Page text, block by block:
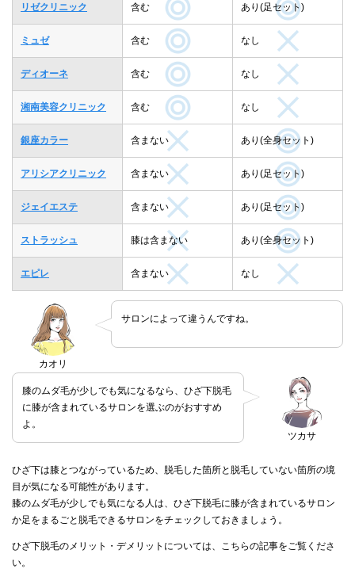
リゼクリニック 含む あり(足セット)
ミュゼ 含む なし
ディオーネ 含む なし
湘南美容クリニック 含む なし
銀座カラー 含まない あり(全身セット)
アリシアクリニック 含まない あり(足セット)
ジェイエステ 含まない あり(足セット)
ストラッシュ 膝は含まない あり(全身セット)
エピレ 含まない なし
カオリ
サロンによって違うんですね。
ツカサ
膝のムダ毛が少しでも気になるなら、ひざ下脱毛
に膝が含まれているサロンを選ぶのがおすすめ
よ。
ひざ下は膝とつながっているため、脱毛した箇所と脱毛していない箇所の境
目が気になる可能性があります。
膝のムダ毛が少しでも気になる人は、ひざ下脱毛に膝が含まれているサロン
か足をまるごと脱毛できるサロンをチェックしておきましょう。
ひざ下脱毛のメリット・デメリットについては、こちらの記事をご覧くださ
い。